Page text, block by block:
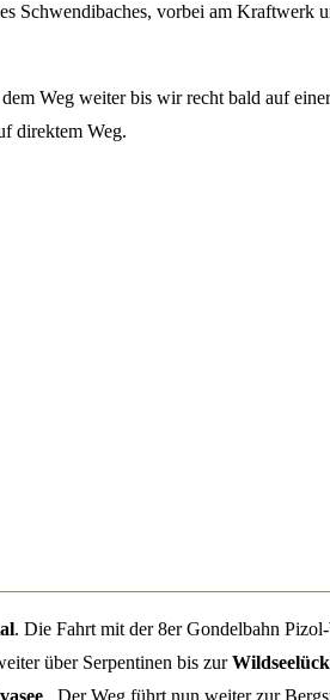
Schwendibaches, vorbei am Kraftwerk
Weg weiter bis wir recht bald auf
direktem Weg.
. Die Fahrt mit der 8er Gondelbahn
über Serpentinen bis zur
. Der Weg führt nun weiter zur